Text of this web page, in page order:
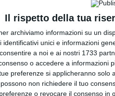
Il rispetto della tua
archiviamo informazioni su un
identificativi unici e informazioni
a noi e ai nostri 1733
o accedere a informazioni
preferenze si applicheranno
non richiedere il tuo
o revocare il consenso
Salvatore Micali – ha lo scopo di
Il tumore alla prostata è,
564.000 le persone con una
di tumore nei maschi e ogni anno
parlarne e avere la
per aumentare questa